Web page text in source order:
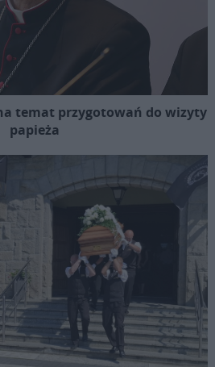
temat przygotowań do wizyty
papieża